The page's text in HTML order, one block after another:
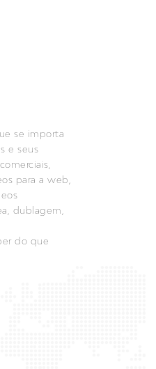
se importa
e seus
para a web,
dublagem,
do que